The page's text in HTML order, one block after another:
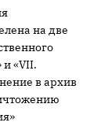
на две
и «VII.
в архив